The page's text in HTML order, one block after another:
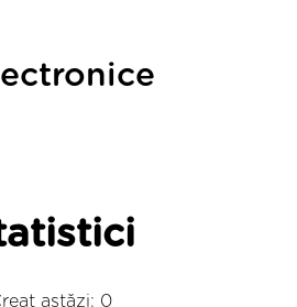
astăzi: 0